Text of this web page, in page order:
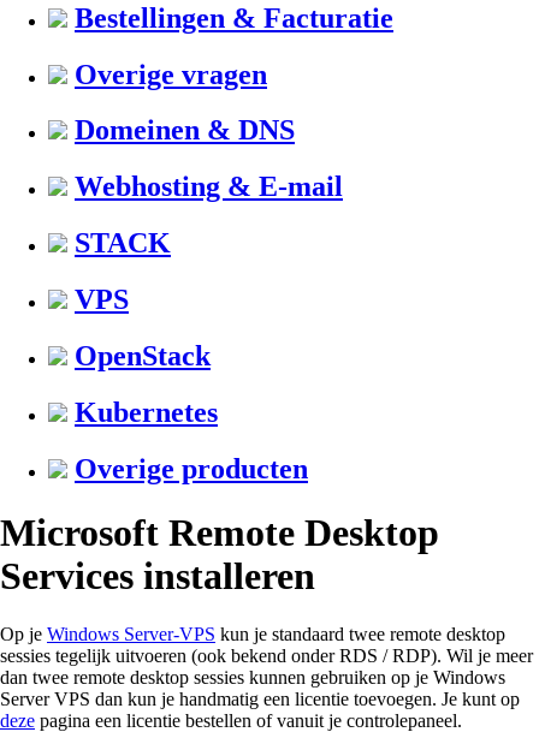
Bestellingen & Facturatie
Overige vragen
Domeinen & DNS
Webhosting & E-mail
STACK
VPS
OpenStack
Kubernetes
Overige producten
Microsoft Remote Desktop
Services installeren
Op je Windows Server-VPS kun je standaard twee remote desktop
sessies tegelijk uitvoeren (ook bekend onder RDS / RDP). Wil je meer
dan twee remote desktop sessies kunnen gebruiken op je Windows
Server VPS dan kun je handmatig een licentie toevoegen. Je kunt op
deze pagina een licentie bestellen of vanuit je controlepaneel.